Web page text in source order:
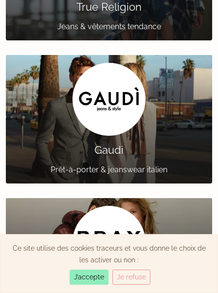
True Religion
Jeans & vêtements tendance
Gaudì
Prêt-à-porter & jeanswear italien
Ce site utilise des cookies traceurs et vous donne le choix de
les activer ou non :
J’accepte Je refuse